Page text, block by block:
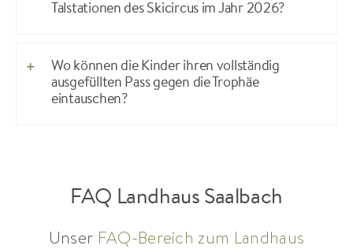
Talstationen des Skicircus im Jahr 2026?
Wo können die Kinder ihren vollständig
ausgefüllten Pass gegen die Trophäe
eintauschen?
FAQ Landhaus Saalbach
Unser FAQ-Bereich zum Landhaus